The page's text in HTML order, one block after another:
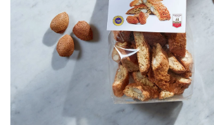
Öppettider: 08 - 17
Tel:0520-82007
Mail:info@beriksson.se
Beställ:order@beriksson.se
Du kan även beställa
shoppenellervia telefon